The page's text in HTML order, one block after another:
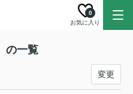
お気に入り
0
の一覧
変更